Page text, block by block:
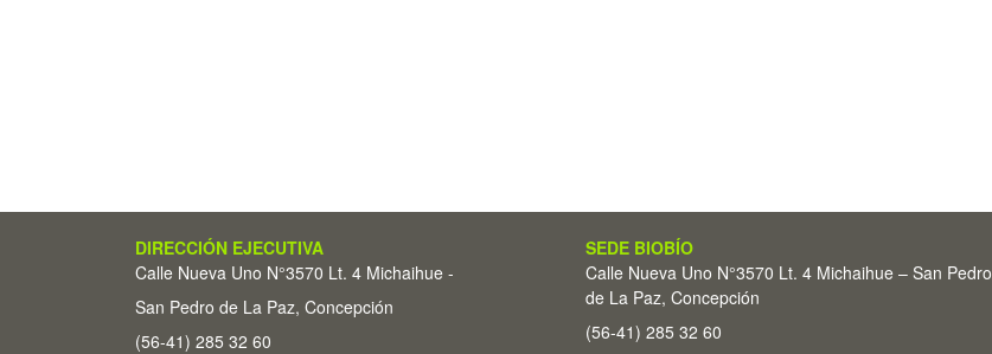
DIRECCIÓN EJECUTIVA
Calle Nueva Uno N°3570 Lt. 4 Michaihue -
San Pedro de La Paz, Concepción
(56-41) 285 32 60
SEDE BIOBÍO
Calle Nueva Uno N°3570 Lt. 4 Michaihue – San Pedro
de La Paz, Concepción
(56-41) 285 32 60